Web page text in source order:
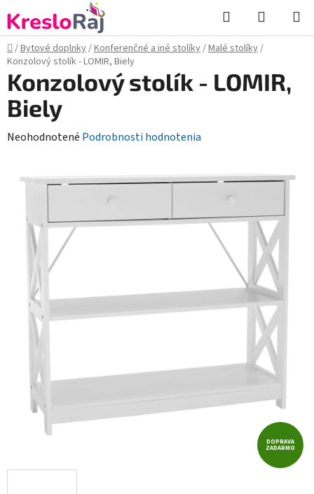
na
obsah
Hľadať
KOŠÍK
Domov
/Bytové doplnky/Konferenčné a iné stolíky/Malé stolíky/
Konzolový stolík - LOMIR, Biely
Konzolový stolík - LOMIR,
Biely
Priemerné
produktu
hviezdičiek.
Neohodnotené Podrobnosti hodnotenia
DOPRAVA
ZADARMO